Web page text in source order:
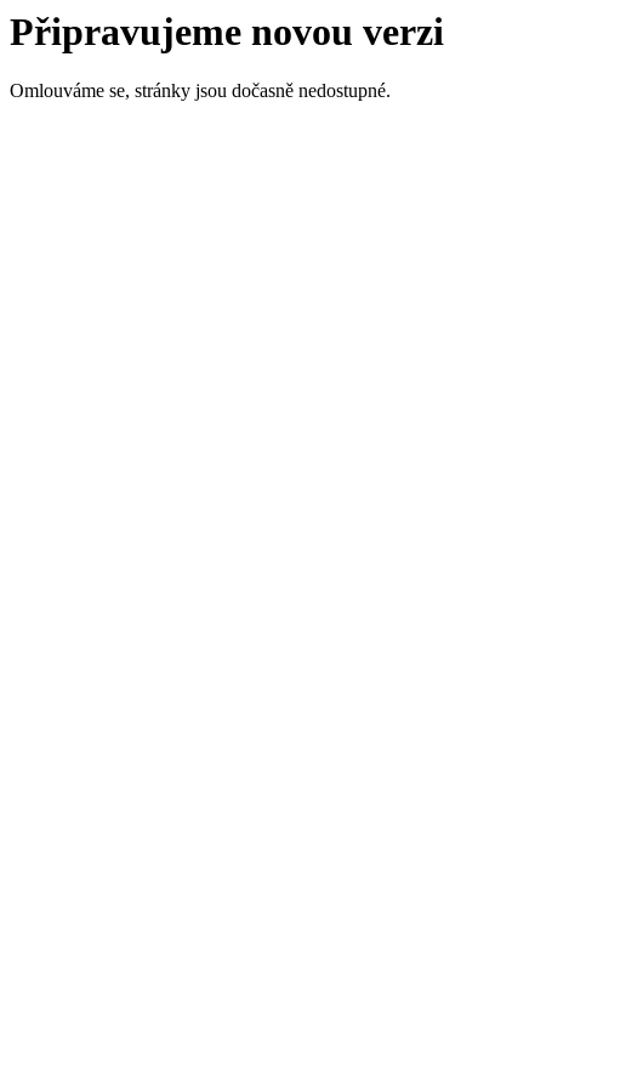
Připravujeme novou verzi
Omlouváme se, stránky jsou dočasně nedostupné.